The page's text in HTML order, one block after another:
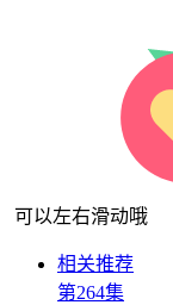
可以左右滑动哦
相关推荐
第264集